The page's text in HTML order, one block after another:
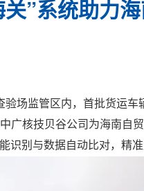
”系统助力
场监管区内，首批货运
核技贝谷公司为海南自贸
别与数据自动比对，精准